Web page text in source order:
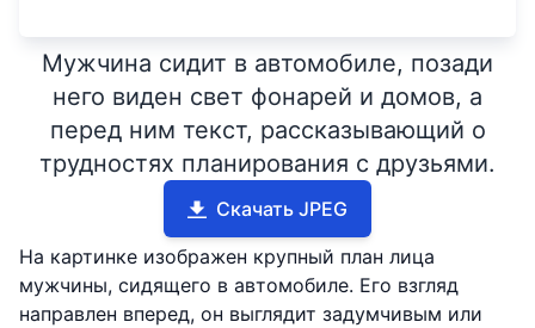
Мужчина сидит в автомобиле, позади
него виден свет фонарей и домов, а
перед ним текст, рассказывающий о
трудностях планирования с друзьями.
Скачать JPEG
На картинке изображен крупный план лица
мужчины, сидящего в автомобиле. Его взгляд
направлен вперед, он выглядит задумчивым или